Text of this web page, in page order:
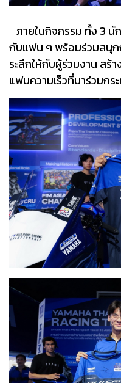
ภายในกิจกรรม ทั้ง 3
กับแฟน ๆ พร้อมร่วมสนุ
ระลึกให้กับผู้ร่วมงาน สร้
แฟนความเร็วที่มาร่วมกร